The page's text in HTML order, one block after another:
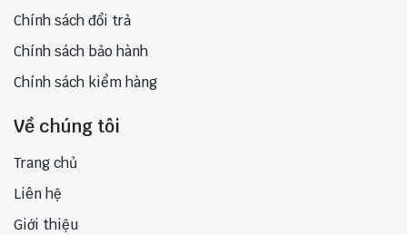
Chính sách đổi trả
Chính sách bảo hành
Chính sách kiểm hàng
Về chúng tôi
Trang chủ
Liên hệ
Giới thiệu